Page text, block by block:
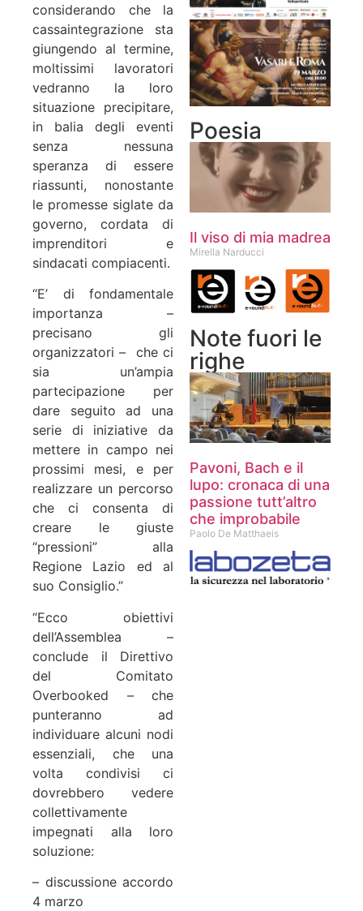
considerando che la
cassaintegrazione sta
giungendo al termine,
moltissimi lavoratori
vedranno la loro
situazione precipitare,
in balia degli eventi
senza nessuna
speranza di essere
riassunti, nonostante
le promesse siglate da
governo, cordata di
imprenditori e
sindacati compiacenti.
“E’ di fondamentale
importanza –
precisano gli
organizzatori – che ci
sia un’ampia
partecipazione per
dare seguito ad una
serie di iniziative da
mettere in campo nei
prossimi mesi, e per
realizzare un percorso
che ci consenta di
creare le giuste
“pressioni” alla
Regione Lazio ed al
suo Consiglio.”
“Ecco obiettivi
dell’Assemblea –
conclude il Direttivo
del Comitato
Overbooked – che
punteranno ad
individuare alcuni nodi
essenziali, che una
volta condivisi ci
dovrebbero vedere
collettivamente
impegnati alla loro
soluzione:
– discussione accordo
4 marzo
Poesia
Il viso di mia madrea
Mirella Narducci
Note fuori le
righe
Pavoni, Bach e il
lupo: cronaca di una
passione tutt’altro
che improbabile
Paolo De Matthaeis